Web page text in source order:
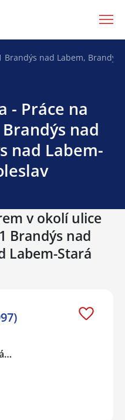
Brandýs nad Labem, Brandýs
- Práce na
nad
nad Labem-
v okolí ulice
Brandýs nad
Labem-Stará